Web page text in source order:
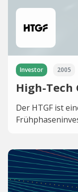
Investor 2005
High-Tech
Der HTGF ist